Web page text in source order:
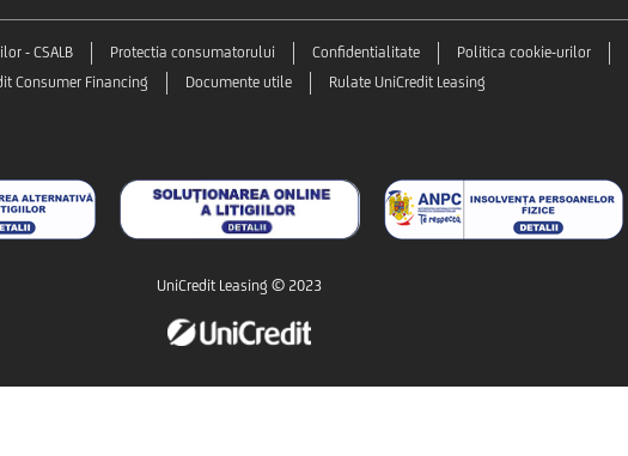
- CSALB Protectia consumatorului Confidentialitate Politica cookie-urilor
Consumer Financing
Documente utile Rulate UniCredit Leasing
UniCredit Leasing © 2023